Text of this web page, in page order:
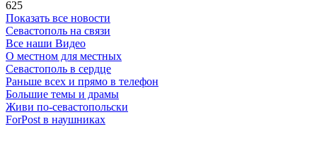
625
Показать все новости
Севастополь на связи
Все наши Видео
О местном для местных
Севастополь в сердце
Раньше всех и прямо в телефон
Большие темы и драмы
Живи по-севастопольски
ForPost в наушниках